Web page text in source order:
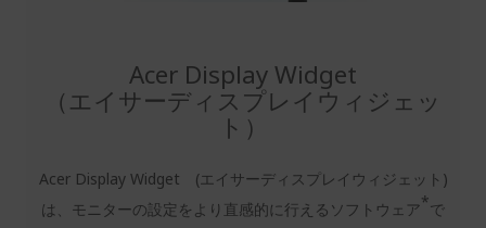
Acer Display Widget
（エイサーディスプレイウィジェッ
ト）
Acer Display Widget (エイサーディスプレイウィジェット)
は、モニターの設定をより直感的に行えるソフトウェア*で